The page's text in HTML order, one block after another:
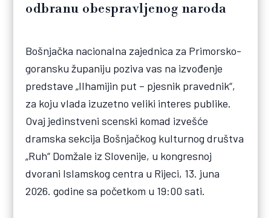
odbranu obespravljenog naroda
Bošnjačka nacionalna zajednica za Primorsko-
goransku županiju poziva vas na izvođenje
predstave „Ilhamijin put – pjesnik pravednik“,
za koju vlada izuzetno veliki interes publike.
Ovaj jedinstveni scenski komad izvešće
dramska sekcija Bošnjačkog kulturnog društva
„Ruh“ Domžale iz Slovenije, u kongresnoj
dvorani Islamskog centra u Rijeci, 13. juna
2026. godine sa početkom u 19:00 sati.